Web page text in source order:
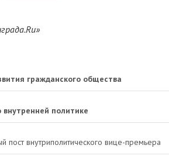
гражданского общества
политике
пост внутриполитического вице-премьера